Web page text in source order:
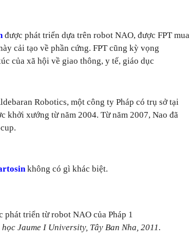
được phát triển dựa trên robot NAO, được FPT mua
cải tạo về phần cứng. FPT cũng kỳ vọng
của xã hội về giao thông, y tế, giáo dục
Robotics, một công ty Pháp có trụ sở tại
khởi xướng từ năm 2004. Từ năm 2007, Nao đã
không có gì khác biệt.
Jaume I University, Tây Ban Nha, 2011.